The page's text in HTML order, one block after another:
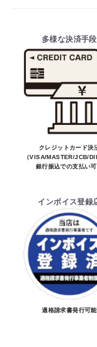
お買物
・ご注文受
い、商品の価
絡をしてから
そのため、
合しない場
※商品はメ
変わる場合が
※商品は予
場合がありま
でお受けし
納期を知り
続きをお願い
決済について
・ご注文後
車に合うこ
多様な決済手段
クレジットカード決
（VISA/MASTER/JCB/
銀行振込での支払い
インボイス登録
適格請求書発行可能